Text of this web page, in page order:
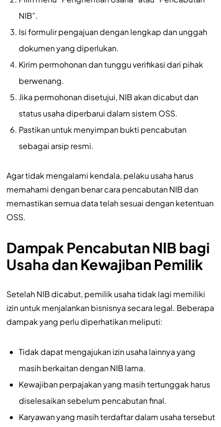
NIB”.
Isi formulir pengajuan dengan lengkap dan unggah
dokumen yang diperlukan.
Kirim permohonan dan tunggu verifikasi dari pihak
berwenang.
Jika permohonan disetujui, NIB akan dicabut dan
status usaha diperbarui dalam sistem OSS.
Pastikan untuk menyimpan bukti pencabutan
sebagai arsip resmi.
Agar tidak mengalami kendala, pelaku usaha harus
memahami dengan benar cara pencabutan NIB dan
memastikan semua data telah sesuai dengan ketentuan
OSS.
Dampak Pencabutan NIB bagi
Usaha dan Kewajiban Pemilik
Setelah NIB dicabut, pemilik usaha tidak lagi memiliki
izin untuk menjalankan bisnisnya secara legal. Beberapa
dampak yang perlu diperhatikan meliputi:
Tidak dapat mengajukan izin usaha lainnya yang
masih berkaitan dengan NIB lama.
Kewajiban perpajakan yang masih tertunggak harus
diselesaikan sebelum pencabutan final.
Karyawan yang masih terdaftar dalam usaha tersebut